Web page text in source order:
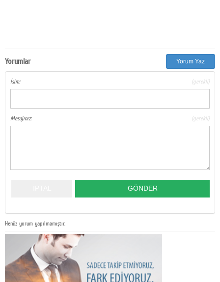
Yorumlar Yorum Yaz
İsim: (gerekli)
Mesajınız: (gerekli)
Henüz yorum yapılmamıştır.